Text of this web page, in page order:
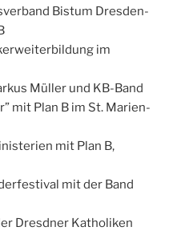
Bistum Dresden-
im
Müller und KB-Band
mit Plan B im St. Marien-
mit Plan B,
mit der Band
Dresdner Katholiken